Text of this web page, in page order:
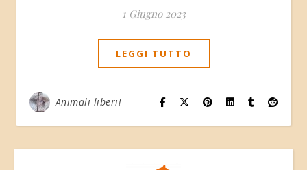
1 Giugno 2023
LEGGI TUTTO
Animali liberi!